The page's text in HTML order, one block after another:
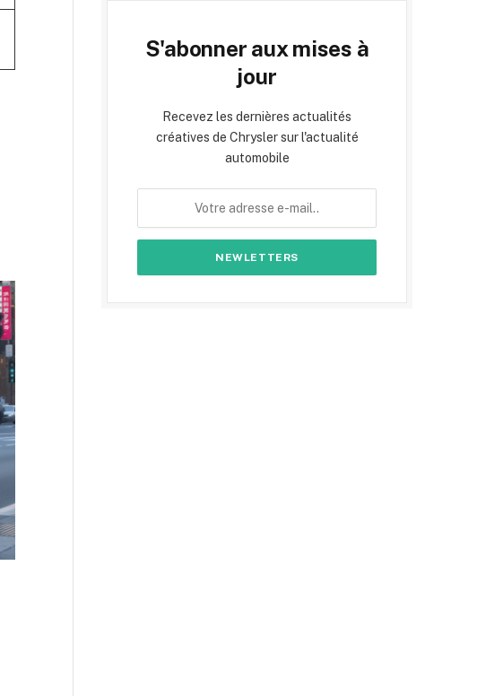
S'abonner aux mises à
jour
Recevez les dernières actualités
créatives de Chrysler sur l'actualité
automobile